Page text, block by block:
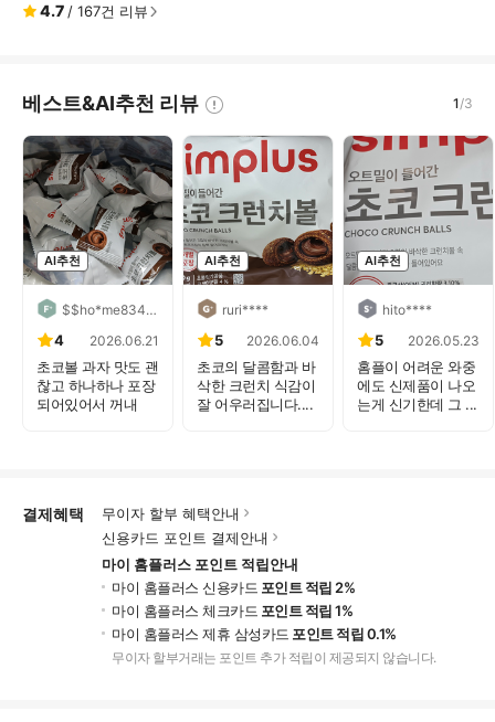
4.7 / 167건 리뷰
베스트&AI추천 리뷰 1/3
AI추천
$$ho*me834****
4 2026.06.21
초코볼 과자 맛도 괜
찮고 하나하나 포장
되어있어서 꺼내
AI추천
ruri****
5 2026.06.04
초코의 달콤함과 바
삭한 크런치 식감이
잘 어우러집니다....
AI추천
hito****
5 2026.05.23
홈플이 어려운 와중
에도 신제품이 나오
는게 신기한데 그 ...
결제혜택
무이자 할부 혜택안내
신용카드 포인트 결제안내
마이 홈플러스 포인트 적립안내
마이 홈플러스 신용카드 포인트 적립 2%
마이 홈플러스 체크카드 포인트 적립 1%
마이 홈플러스 제휴 삼성카드 포인트 적립 0.1%
무이자 할부거래는 포인트 추가 적립이 제공되지 않습니다.